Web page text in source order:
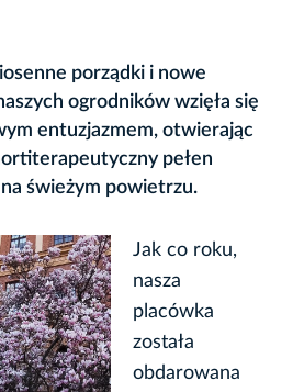
porządki i nowe
ogrodników wzięła się
entuzjazmem, otwierając
pełen
świeżym powietrzu.
Jak co roku,
nasza
placówka
została
obdarowana